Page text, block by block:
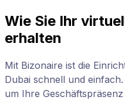
Wie Sie Ihr
erhalten
Mit Bizonaire ist die
Dubai schnell und
um Ihre